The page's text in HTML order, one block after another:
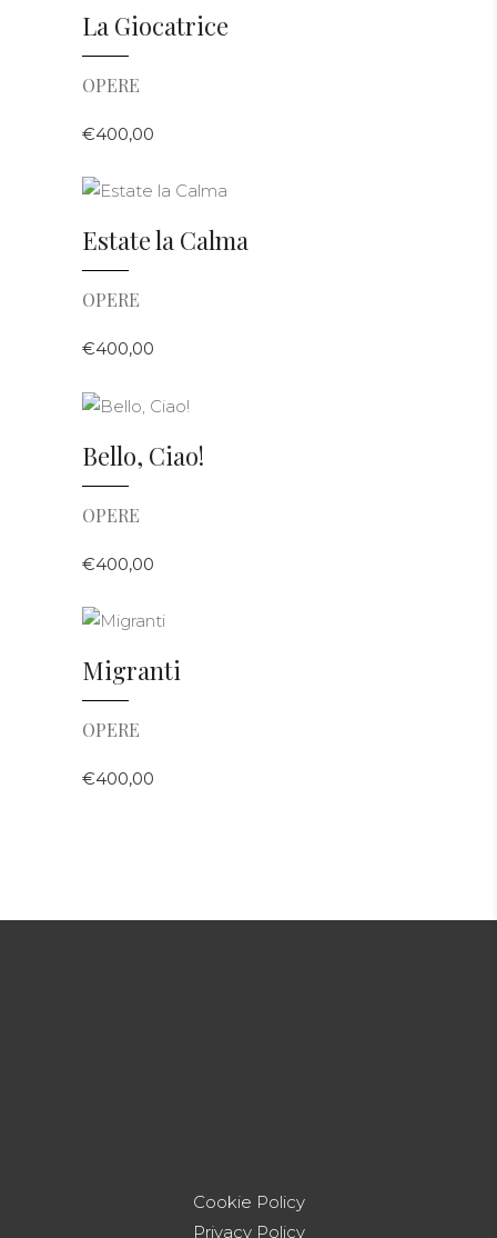
La Giocatrice
OPERE
€400,00
Estate la Calma
OPERE
€400,00
Bello, Ciao!
OPERE
€400,00
Migranti
OPERE
€400,00
Cookie Policy
Privacy Policy